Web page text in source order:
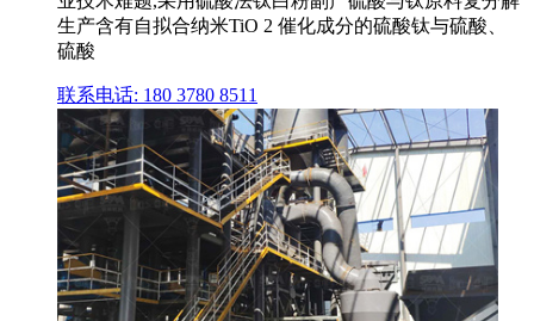
生产含有自拟合纳米TiO 2 催化成分的硫酸钛与硫酸、
硫酸
联系电话: 180 3780 8511